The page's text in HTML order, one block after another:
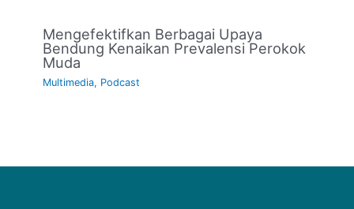
Mengefektifkan Berbagai Upaya
Bendung Kenaikan Prevalensi Perokok
Muda
Multimedia, Podcast